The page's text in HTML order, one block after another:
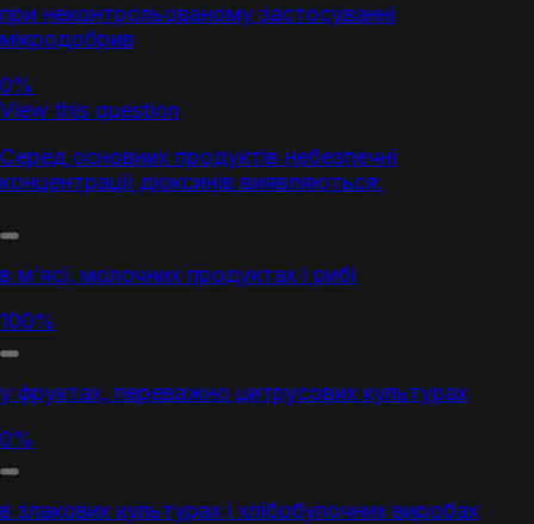
при неконтрольованому застосуванні
мікродобрив
0%
View this question
Серед основних продуктів небезпечні
концентрації діоксинів виявляються:
в м'ясі, молочних продуктах і рибі
100%
у фруктах, переважно цитрусових культурах
0%
в злакових культурах і хлібобулочних виробах